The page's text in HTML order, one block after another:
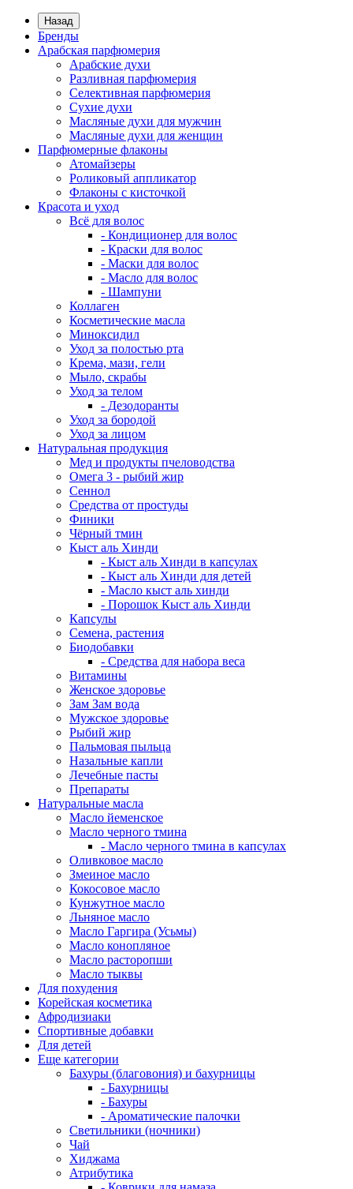
Назад
Бренды
Арабская парфюмерия
Арабские духи
Разливная парфюмерия
Селективная парфюмерия
Сухие духи
Масляные духи для мужчин
Масляные духи для женщин
Парфюмерные флаконы
Атомайзеры
Роликовый аппликатор
Флаконы с кисточкой
Красота и уход
Всё для волос
- Кондиционер для волос
- Краски для волос
- Маски для волос
- Масло для волос
- Шампуни
Коллаген
Косметические масла
Миноксидил
Уход за полостью рта
Крема, мази, гели
Мыло, скрабы
Уход за телом
- Дезодоранты
Уход за бородой
Уход за лицом
Натуральная продукция
Мед и продукты пчеловодства
Омега 3 - рыбий жир
Сеннол
Средства от простуды
Финики
Чёрный тмин
Кыст аль Хинди
- Кыст аль Хинди в капсулах
- Кыст аль Хинди для детей
- Масло кыст аль хинди
- Порошок Кыст аль Хинди
Капсулы
Семена, растения
Биодобавки
- Средства для набора веса
Витамины
Женское здоровье
Зам Зам вода
Мужское здоровье
Рыбий жир
Пальмовая пыльца
Назальные капли
Лечебные пасты
Препараты
Натуральные масла
Масло йеменское
Масло черного тмина
- Масло черного тмина в капсулах
Оливковое масло
Змеиное масло
Кокосовое масло
Кунжутное масло
Льняное масло
Масло Гаргира (Усьмы)
Масло конопляное
Масло расторопши
Масло тыквы
Для похудения
Корейская косметика
Афродизиаки
Спортивные добавки
Для детей
Еще категории
Бахуры (благовония) и бахурницы
- Бахурницы
- Бахуры
- Ароматические палочки
Светильники (ночники)
Чай
Хиджама
Атрибутика